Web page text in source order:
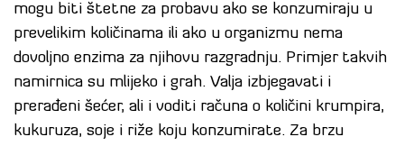
mogu biti štetne za probavu ako se konzumiraju u
prevelikim količinama ili ako u organizmu nema
dovoljno enzima za njihovu razgradnju. Primjer takvih
namirnica su mlijeko i grah. Valja izbjegavati i
prerađeni šećer, ali i voditi računa o količini krumpira,
kukuruza, soje i riže koju konzumirate. Za brzu